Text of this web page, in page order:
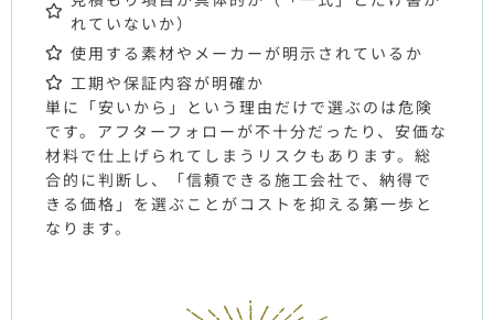
れていないか）
使用する素材やメーカーが明示されているか
工期や保証内容が明確か
単に「安いから」という理由だけで選ぶのは危険
です。アフターフォローが不十分だったり、安価な
材料で仕上げられてしまうリスクもあります。総
合的に判断し、「信頼できる施工会社で、納得で
きる価格」を選ぶことがコストを抑える第一歩と
なります。